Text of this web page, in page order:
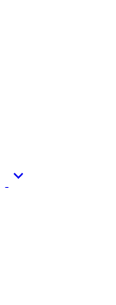
expand_more